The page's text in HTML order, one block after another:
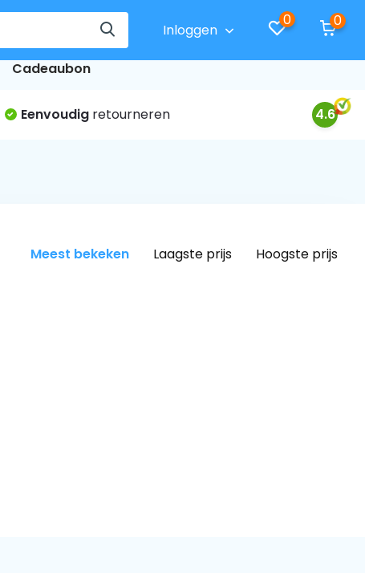
Inloggen
0 0
Cadeaubon
Eenvoudigretourneren 4.6
Meest bekeken Laagste prijs Hoogste prijs